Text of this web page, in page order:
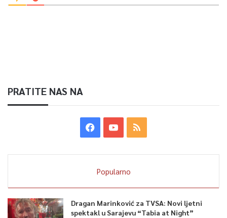
PRATITE NAS NA
Popularno
Dragan Marinković za TVSA: Novi ljetni
spektakl u Sarajevu “Tabia at Night”